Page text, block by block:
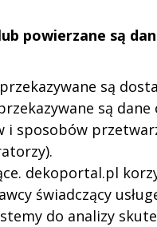
powierzane są
są
są
i sposobów
dekoportal.pl
świadczący
do analizy